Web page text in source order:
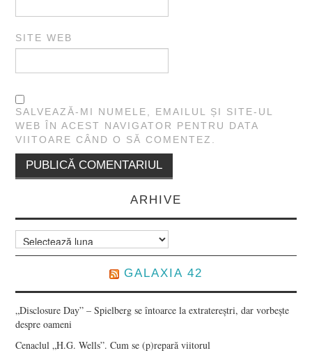
SITE WEB
SALVEAZĂ-MI NUMELE, EMAILUL ȘI SITE-UL
WEB ÎN ACEST NAVIGATOR PENTRU DATA
VIITOARE CÂND O SĂ COMENTEZ.
ARHIVE
Arhive
GALAXIA 42
„Disclosure Day” – Spielberg se întoarce la extratereștri, dar vorbește
despre oameni
Cenaclul „H.G. Wells”. Cum se (p)repară viitorul